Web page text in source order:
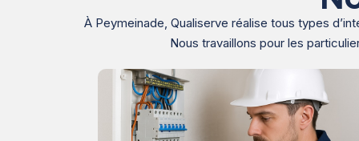
À Peymeinade, Qualiserve réalise tous types
Nous travaillons pour les